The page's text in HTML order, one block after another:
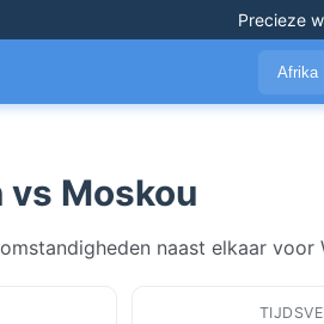
Precieze
Afrika
vs Moskou
naast elkaar